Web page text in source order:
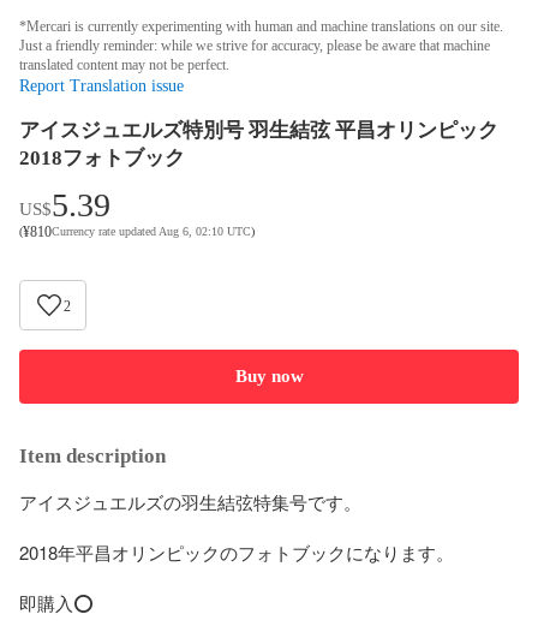
*Mercari is currently experimenting with human and machine translations on our site.
Just a friendly reminder: while we strive for accuracy, please be aware that machine
translated content may not be perfect.
Report Translation issue
アイスジュエルズ特別号 羽生結弦 平昌オリンピック
2018フォトブック
US$5.39
(¥810Currency rate updated Aug 6, 02:10 UTC)
2
Buy now
Item description
アイスジュエルズの羽生結弦特集号です。
2018年平昌オリンピックのフォトブックになります。
即購入⭕️